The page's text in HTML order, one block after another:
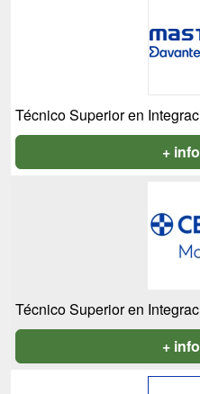
Técnico Superior en
+
Técnico Superior en
+